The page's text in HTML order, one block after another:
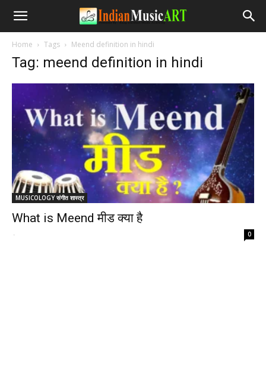
Home Tags Meend definition in hindi
Tag: meend definition in hindi
MUSICOLOGY संगीत शास्त्र
What is Meend मीड क्या है
- 0